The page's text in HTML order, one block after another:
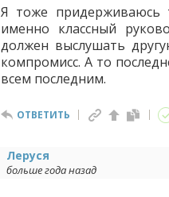
Я тоже придерживаюсь
именно классный
должен выслушать
компромисс. А то
всем последним.
ОТВЕТИТЬ
Леруся
больше года назад